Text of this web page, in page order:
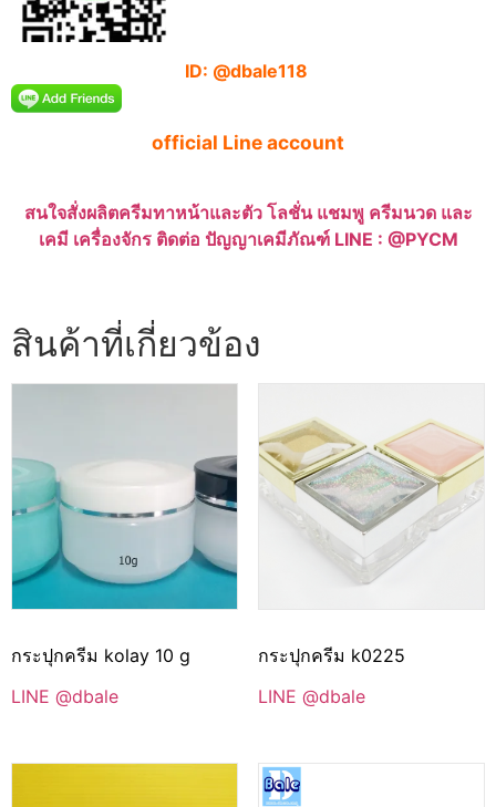
ID: @dbale118
official Line account
สนใจสั่งผลิตครีมทาหน้าและตัว โลชั่น แชมพู ครีมนวด และ
เคมี เครื่องจักร ติดต่อ ปัญญาเคมีภัณฑ์ LINE : @PYCM
สินค้าที่เกี่ยวข้อง
กระปุกครีม kolay 10 g
LINE @dbale
กระปุกครีม k0225
LINE @dbale